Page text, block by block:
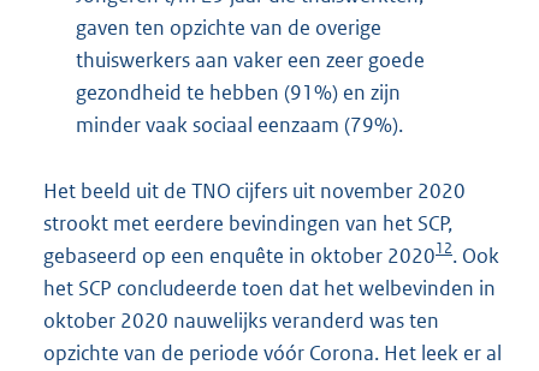
gaven ten opzichte van de overige
thuiswerkers aan vaker een zeer goede
gezondheid te hebben (91%) en zijn
minder vaak sociaal eenzaam (79%).
Het beeld uit de TNO cijfers uit november 2020
strookt met eerdere bevindingen van het SCP,
gebaseerd op een enquête in oktober 202012. Ook
het SCP concludeerde toen dat het welbevinden in
oktober 2020 nauwelijks veranderd was ten
opzichte van de periode vóór Corona. Het leek er al